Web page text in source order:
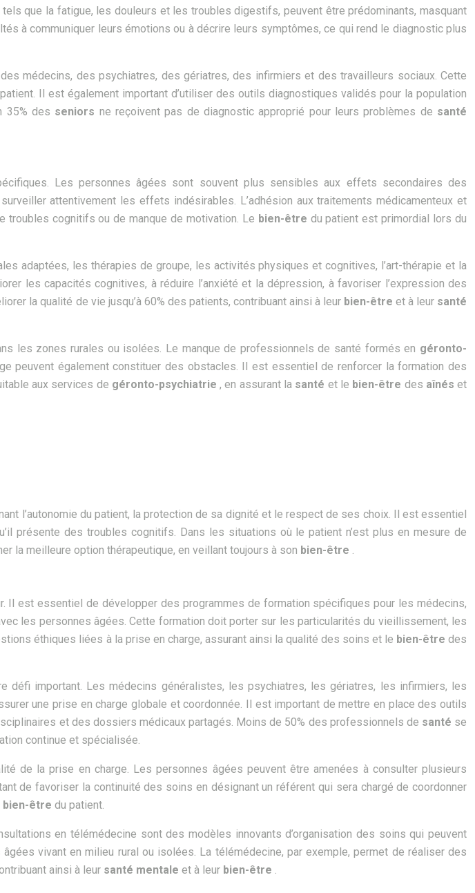
que la fatigue, les douleurs et les troubles digestifs, peuvent être prédominants, masquant
à communiquer leurs émotions ou à décrire leurs symptômes, ce qui rend le diagnostic plus
médecins, des psychiatres, des gériatres, des infirmiers et des travailleurs sociaux. Cette
Il est également important d’utiliser des outils diagnostiques validés pour la population
35% des seniors ne reçoivent pas de diagnostic approprié pour leurs problèmes de santé
Les personnes âgées sont souvent plus sensibles aux effets secondaires des
attentivement les effets indésirables. L’adhésion aux traitements médicamenteux et
troubles cognitifs ou de manque de motivation. Le bien-être du patient est primordial lors du
adaptées, les thérapies de groupe, les activités physiques et cognitives, l’art-thérapie et la
les capacités cognitives, à réduire l’anxiété et la dépression, à favoriser l’expression des
la qualité de vie jusqu’à 60% des patients, contribuant ainsi à leur bien-être et à leur santé
les zones rurales ou isolées. Le manque de professionnels de santé formés en géronto-
peuvent également constituer des obstacles. Il est essentiel de renforcer la formation des
aux services de géronto-psychiatrie, en assurant la santé et le bien-être des aînéset
l’autonomie du patient, la protection de sa dignité et le respect de ses choix. Il est essentiel
présente des troubles cognitifs. Dans les situations où le patient n’est plus en mesure de
la meilleure option thérapeutique, en veillant toujours à son bien-être .
Il est essentiel de développer des programmes de formation spécifiques pour les médecins,
les personnes âgées. Cette formation doit porter sur les particularités du vieillissement, les
éthiques liées à la prise en charge, assurant ainsi la qualité des soins et le bien-êtredes
important. Les médecins généralistes, les psychiatres, les gériatres, les infirmiers, les
une prise en charge globale et coordonnée. Il est important de mettre en place des outils
et des dossiers médicaux partagés. Moins de 50% des professionnels de santé se
continue et spécialisée.
de la prise en charge. Les personnes âgées peuvent être amenées à consulter plusieurs
de favoriser la continuité des soins en désignant un référent qui sera chargé de coordonner
bien-être du patient.
en télémédecine sont des modèles innovants d’organisation des soins qui peuvent
vivant en milieu rural ou isolées. La télémédecine, par exemple, permet de réaliser des
ainsi à leur santé mentale et à leur bien-être .